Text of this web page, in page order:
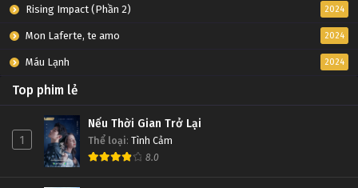
Rising Impact (Phần 2) 2024
Mon Laferte, te amo 2024
Máu Lạnh 2024
Top phim lẻ
1
Nếu Thời Gian Trở Lại
Thể loại: Tình Cảm
8.0